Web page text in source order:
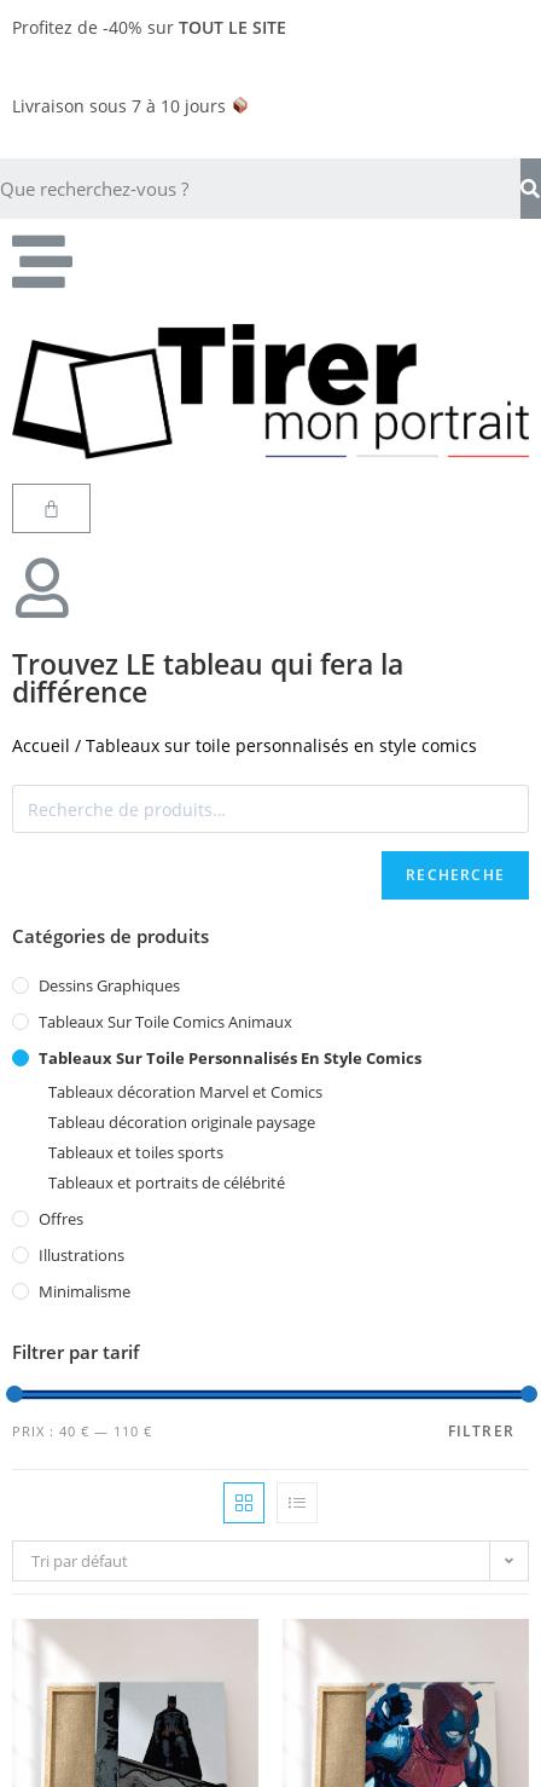
Profitez de -40% sur TOUT LE SITE
Livraison sous 7 à 10 jours
Trouvez LE tableau qui fera la
différence
Accueil / Tableaux sur toile personnalisés en style comics
RECHERCHE
Catégories de produits
Dessins Graphiques
Tableaux Sur Toile Comics Animaux
Tableaux Sur Toile Personnalisés En Style Comics
Tableaux décoration Marvel et Comics
Tableau décoration originale paysage
Tableaux et toiles sports
Tableaux et portraits de célébrité
Offres
Illustrations
Minimalisme
Filtrer par tarif
FILTRER
PRIX : 40 € — 110 €
Tri par défaut